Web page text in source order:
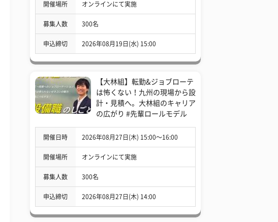
開催場所 オンラインにて実施
募集人数 300名
申込締切 2026年08月19日(水) 15:00
【大林組】転勤&ジョブローテ
は怖くない！九州の現場から設
計・見積へ。大林組のキャリア
の広がり #先輩ロールモデル
開催日時 2026年08月27日(木) 15:00〜16:00
開催場所 オンラインにて実施
募集人数 300名
申込締切 2026年08月27日(木) 14:00